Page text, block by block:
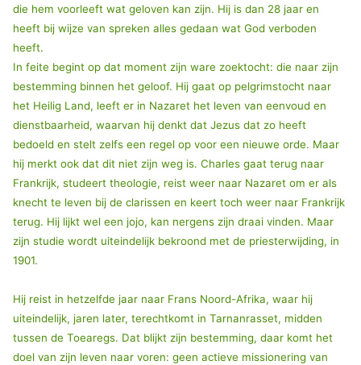
die hem voorleeft wat geloven kan zijn. Hij is dan 28 jaar en
heeft bij wijze van spreken alles gedaan wat God verboden
heeft.
In feite begint op dat moment zijn ware zoektocht: die naar zijn
bestemming binnen het geloof. Hij gaat op pelgrimstocht naar
het Heilig Land, leeft er in Nazaret het leven van eenvoud en
dienstbaarheid, waarvan hij denkt dat Jezus dat zo heeft
bedoeld en stelt zelfs een regel op voor een nieuwe orde. Maar
hij merkt ook dat dit niet zijn weg is. Charles gaat terug naar
Frankrijk, studeert theologie, reist weer naar Nazaret om er als
knecht te leven bij de clarissen en keert toch weer naar Frankrijk
terug. Hij lijkt wel een jojo, kan nergens zijn draai vinden. Maar
zijn studie wordt uiteindelijk bekroond met de priesterwijding, in
1901.
Hij reist in hetzelfde jaar naar Frans Noord-Afrika, waar hij
uiteindelijk, jaren later, terechtkomt in Tarnanrasset, midden
tussen de Toearegs. Dat blijkt zijn bestemming, daar komt het
doel van zijn leven naar voren: geen actieve missionering van